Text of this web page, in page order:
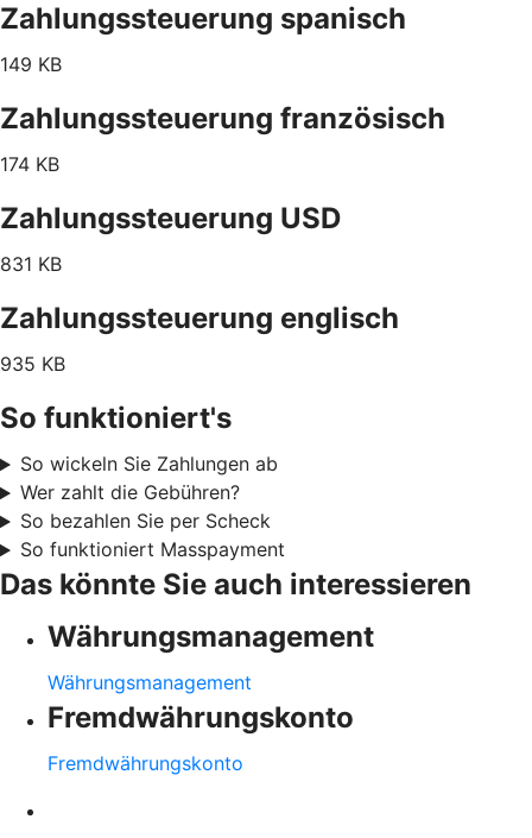
Zahlungssteuerung spanisch
149 KB
Zahlungssteuerung französisch
174 KB
Zahlungssteuerung USD
831 KB
Zahlungssteuerung englisch
935 KB
So funktioniert's
So wickeln Sie Zahlungen ab
Wer zahlt die Gebühren?
So bezahlen Sie per Scheck
So funktioniert Masspayment
Das könnte Sie auch interessieren
Währungsmanagement
Währungsmanagement
Fremdwährungskonto
Fremdwährungskonto